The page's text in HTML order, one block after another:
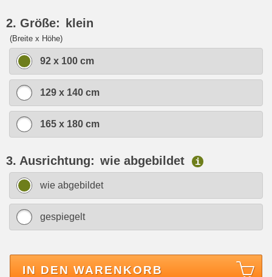
2. Größe: klein
(Breite x Höhe)
92 x 100 cm
129 x 140 cm
165 x 180 cm
3. Ausrichtung: wie abgebildet i
wie abgebildet
gespiegelt
IN DEN WARENKORB